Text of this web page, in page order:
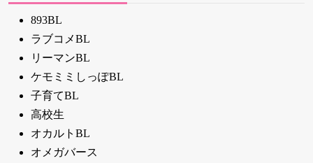
893BL
ラブコメBL
リーマンBL
ケモミミしっぽBL
子育てBL
高校生
オカルトBL
オメガバース